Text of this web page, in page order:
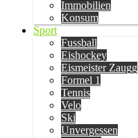
Immobilien
Konsum
Sport
Fussball
Eishockey
Eismeister Zaugg
Formel 1
Tennis
Velo
Ski
Unvergessen